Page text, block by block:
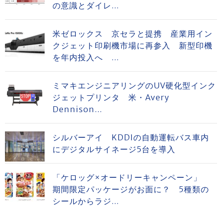
の意識とダイレ...
米ゼロックス 京セラと提携 産業用イン
クジェット印刷機市場に再参入 新型印機
を年内投入へ ...
ミマキエンジニアリングのUV硬化型インク
ジェットプリンタ 米・Avery
Dennison...
シルバーアイ KDDIの自動運転バス車内
にデジタルサイネージ5台を導入
「ケロッグ×オードリーキャンペーン」
期間限定パッケージがお面に？ 5種類の
シールからラジ...